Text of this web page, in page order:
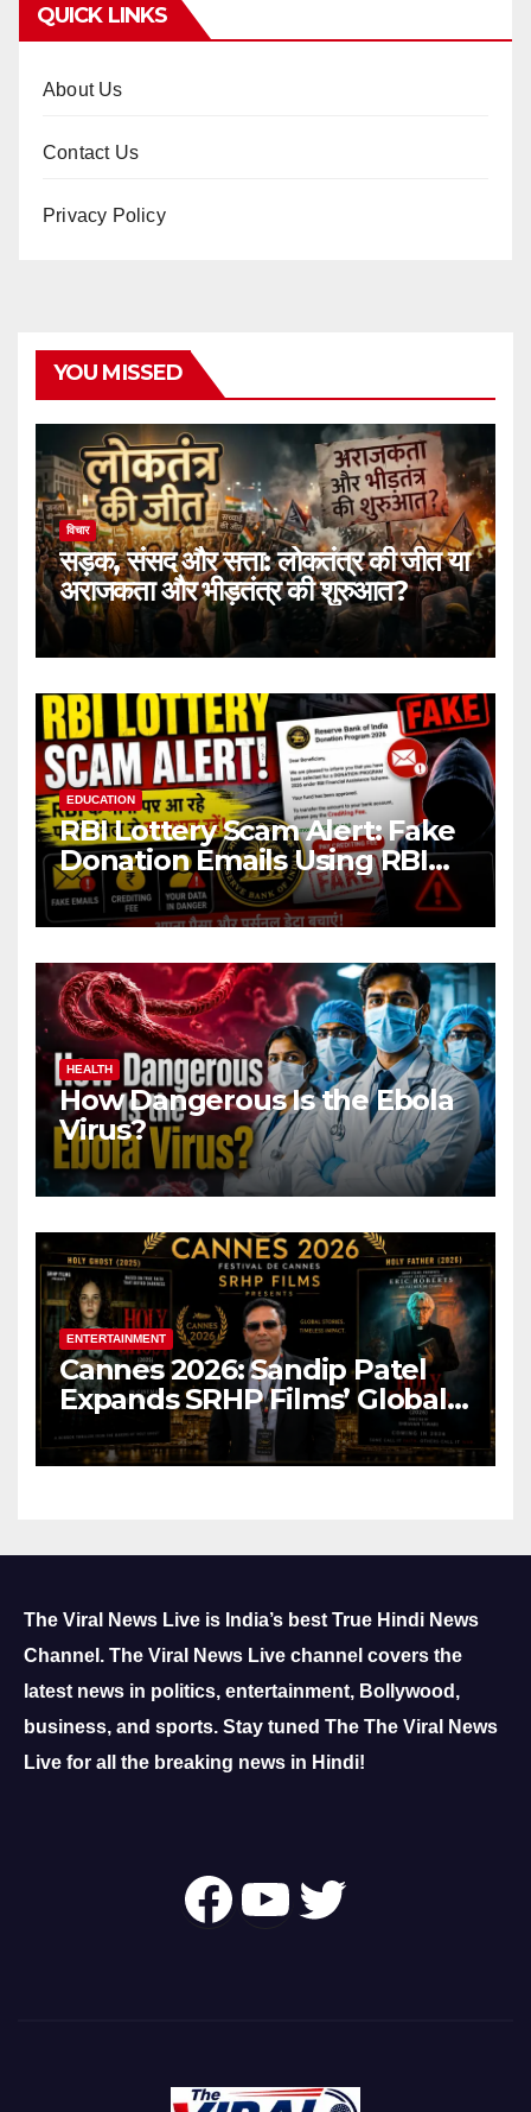
QUICK LINKS
About Us
Contact Us
Privacy Policy
YOU MISSED
विचार
सड़क, संसद और सत्ता: लोकतंत्र की जीत या
अराजकता और भीड़तंत्र की शुरुआत?
EDUCATION
RBI Lottery Scam Alert: Fake
Donation Emails Using RBI
Name Target Indian Users
HEALTH
How Dangerous Is the Ebola
Virus?
ENTERTAINMENT
Cannes 2026: Sandip Patel
Expands SRHP Films’ Global
Reach
The Viral News Live is India’s best True Hindi News
Channel. The Viral News Live channel covers the
latest news in politics, entertainment, Bollywood,
business, and sports. Stay tuned The The Viral News
Live for all the breaking news in Hindi!
Follow Us OnYouTube
Twitter